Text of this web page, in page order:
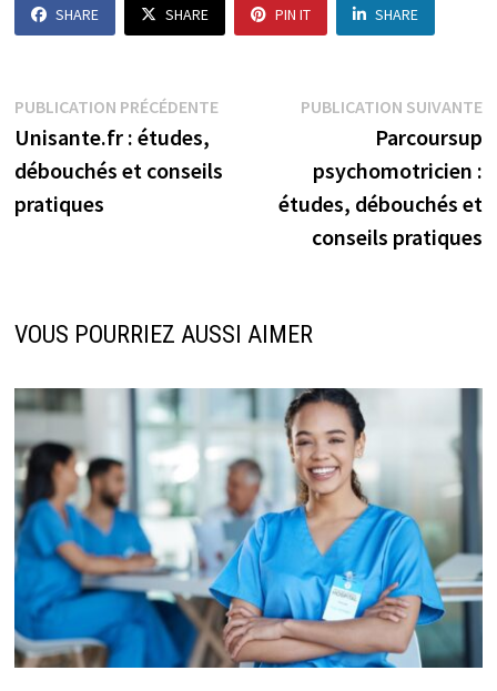
SHARE SHARE PIN IT SHARE
Navigation
de
l’article
PUBLICATION PRÉCÉDENTEPublication
Unisante.fr : études,
débouchés et conseils
pratiques
PUBLICATION SUIVANTE
Parcoursup
psychomotricien :
études, débouchés et
conseils pratiques
VOUS POURRIEZ AUSSI AIMER